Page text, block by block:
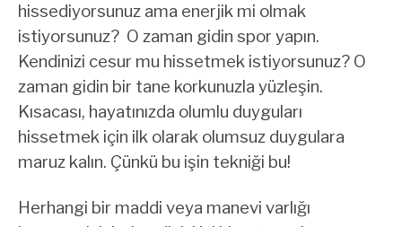
hissediyorsunuz ama enerjik mi olmak
istiyorsunuz? O zaman gidin spor yapın.
Kendinizi cesur mu hissetmek istiyorsunuz? O
zaman gidin bir tane korkunuzla yüzleşin.
Kısacası, hayatınızda olumlu duyguları
hissetmek için ilk olarak olumsuz duygulara
maruz kalın. Çünkü bu işin tekniği bu!
Herhangi bir maddi veya manevi varlığı